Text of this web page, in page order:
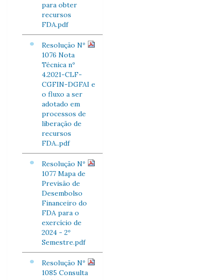
para obter
recursos
FDA.pdf
Resolução Nº
1076 Nota
Técnica nº
4.2021-CLF-
CGFIN-DGFAI e
o fluxo a ser
adotado em
processos de
liberação de
recursos
FDA..pdf
Resolução Nº
1077 Mapa de
Previsão de
Desembolso
Financeiro do
FDA para o
exercício de
2024 - 2º
Semestre.pdf
Resolução Nº
1085 Consulta